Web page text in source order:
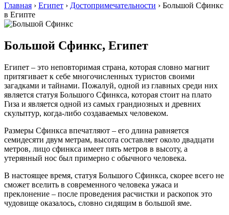
Главная › Египет › Достопримечательности › Большой Сфинкс
в Египте
Большой Сфинкс, Египет
Египет – это неповторимая страна, которая словно магнит
притягивает к себе многочисленных туристов своими
загадками и тайнами. Пожалуй, одной из главных среди них
является статуя Большого Сфинкса, которая стоит на плато
Гиза и является одной из самых грандиозных и древних
скульптур, когда-либо создаваемых человеком.
Размеры Сфинкса впечатляют – его длина равняется
семидесяти двум метрам, высота составляет около двадцати
метров, лицо сфинкса имеет пять метров в высоту, а
утерянный нос был примерно с обычного человека.
В настоящее время, статуя Большого Сфинкса, скорее всего не
сможет вселить в современного человека ужаса и
преклонение – после проведения расчистки и раскопок это
чудовище оказалось, словно сидящим в большой яме.